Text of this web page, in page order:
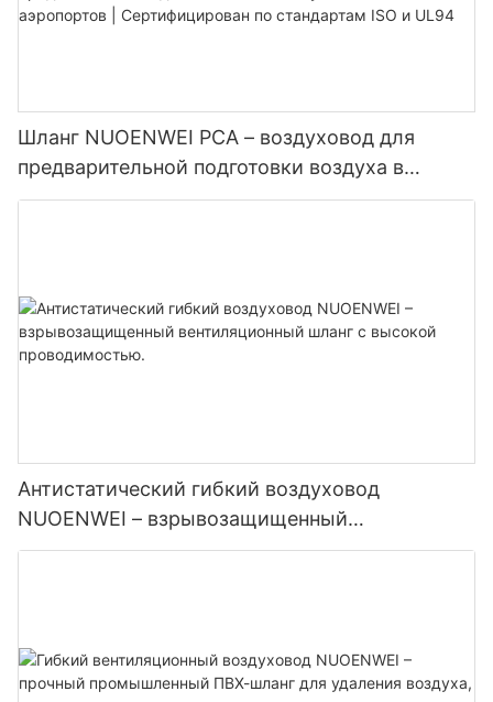
Шланг NUOENWEI PCA – воздуховод для
предварительной подготовки воздуха в
самолетах, предназначенный для наземного
Антистатический гибкий воздуховод
NUOENWEI – взрывозащищенный
вентиляционный шланг с высокой